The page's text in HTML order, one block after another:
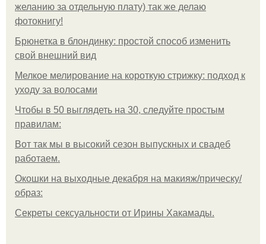
желанию за отдельную плату) так же делаю
фотокнигу!
Брюнетка в блондинку: простой способ изменить
свой внешний вид
Мелкое мелирование на короткую стрижку: подход к
уходу за волосами
Чтобы в 50 выглядеть на 30, следуйте простым
правилам:
Вот так мы в высокий сезон выпускных и свадеб
работаем.
Окошки на выходные декабря на макияж/прическу/
образ:
Секреты сексуальности от Ирины Хакамады.